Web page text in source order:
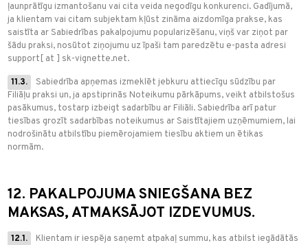
ļaunprātīgu izmantošanu vai cita veida negodīgu konkurenci. Gadījumā,
ja klientam vai citam subjektam kļūst zināma aizdomīga prakse, kas
saistīta ar Sabiedrības pakalpojumu popularizēšanu, viņš var ziņot par
šādu praksi, nosūtot ziņojumu uz īpaši tam paredzētu e-pasta adresi
support[ at ] sk-vignette.net.
11.3.
Sabiedrība apņemas izmeklēt jebkuru attiecīgu sūdzību par
Filiāļu praksi un, ja apstiprinās Noteikumu pārkāpums, veikt atbilstošus
pasākumus, tostarp izbeigt sadarbību ar Filiāli. Sabiedrība arī patur
tiesības grozīt sadarbības noteikumus ar Saistītajiem uzņēmumiem, lai
nodrošinātu atbilstību piemērojamiem tiesību aktiem un ētikas
normām.
12. PAKALPOJUMA SNIEGŠANA BEZ
MAKSAS, ATMAKSĀJOT IZDEVUMUS.
12.1.
Klientam ir iespēja saņemt atpakaļ summu, kas atbilst iegādātās